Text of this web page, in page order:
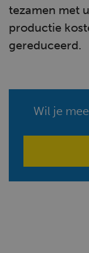
tezamen met
productie
gereduceerd.
Wil je